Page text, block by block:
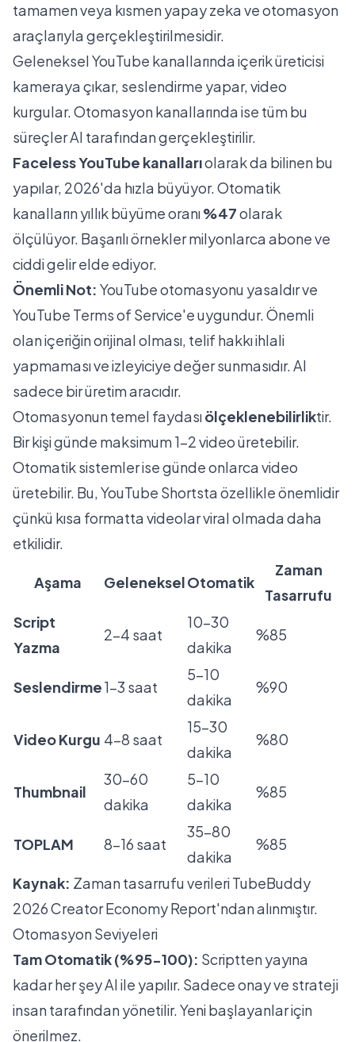
tamamen veya kısmen yapay zeka ve otomasyon
araçlarıyla gerçekleştirilmesidir.
Geleneksel YouTube kanallarında içerik üreticisi
kameraya çıkar, seslendirme yapar, video
kurgular. Otomasyon kanallarında ise tüm bu
süreçler AI tarafından gerçekleştirilir.
Faceless YouTube kanallarıolarak da bilinen bu
yapılar, 2026'da hızla büyüyor. Otomatik
kanalların yıllık büyüme oranı%47olarak
ölçülüyor. Başarılı örnekler milyonlarca abone ve
ciddi gelir elde ediyor.
Önemli Not: YouTube otomasyonu yasaldır ve
YouTube Terms of Service'e uygundur. Önemli
olan içeriğin orijinal olması, telif hakkı ihlali
yapmaması ve izleyiciye değer sunmasıdır. AI
sadece bir üretim aracıdır.
Otomasyonun temel faydasıölçeklenebilirliktir.
Bir kişi günde maksimum 1-2 video üretebilir.
Otomatik sistemler ise günde onlarca video
üretebilir. Bu, YouTube Shortsta özellikle önemlidir
çünkü kısa formatta videolar viral olmada daha
etkilidir.
Aşama GelenekselOtomatik
Zaman
Tasarrufu
Script
Yazma
2-4 saat
10-30
dakika
%85
Seslendirme1-3 saat
5-10
dakika
%90
Video Kurgu 4-8 saat
15-30
dakika
%80
Thumbnail
30-60
dakika
5-10
dakika
%85
TOPLAM 8-16 saat
35-80
dakika
%85
Kaynak: Zaman tasarrufu verileriTubeBuddy
2026 Creator Economy Report'ndan alınmıştır.
Otomasyon Seviyeleri
Tam Otomatik (%95-100): Scriptten yayına
kadar her şey AI ile yapılır. Sadece onay ve strateji
insan tarafından yönetilir. Yeni başlayanlar için
önerilmez.